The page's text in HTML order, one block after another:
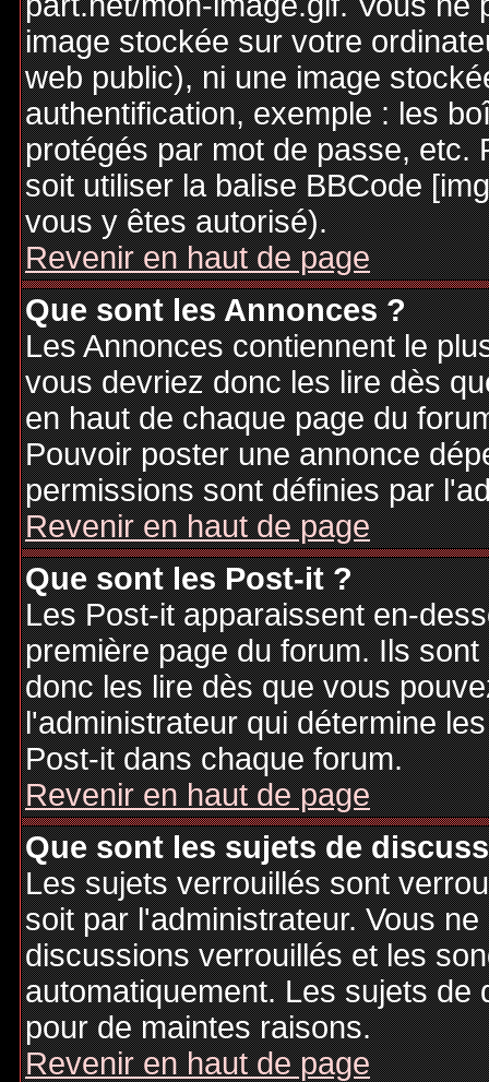
image stockée sur votre
web public), ni une image
authentification, exemple : les
protégés par mot de passe, etc.
soit utiliser la balise BBCode
vous y êtes autorisé).
Revenir en haut de page
Que sont les Annonces ?
Les Annonces contiennent le
vous devriez donc les lire dès
en haut de chaque page du
Pouvoir poster une annonce
permissions sont définies par
Revenir en haut de page
Que sont les Post-it ?
Les Post-it apparaissent en-
première page du forum. Ils
donc les lire dès que vous
l'administrateur qui détermine
Post-it dans chaque forum.
Revenir en haut de page
Que sont les sujets de
Les sujets verrouillés sont
soit par l'administrateur. Vous
discussions verrouillés et les
automatiquement. Les sujets
pour de maintes raisons.
Revenir en haut de page